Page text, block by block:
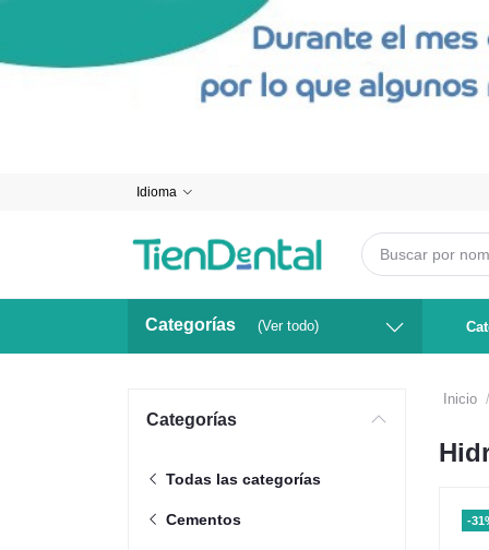
Idioma
Categorías (Ver todo)
Categorías
Todas las categorías
Cementos
Inicio
-